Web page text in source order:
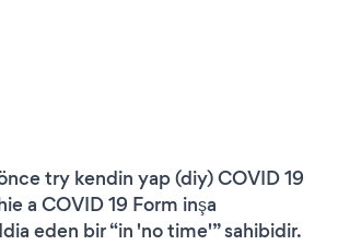
try kendin yap (diy) COVID 19
a COVID 19 Form inşa
eden bir “in 'no time'” sahibidir.